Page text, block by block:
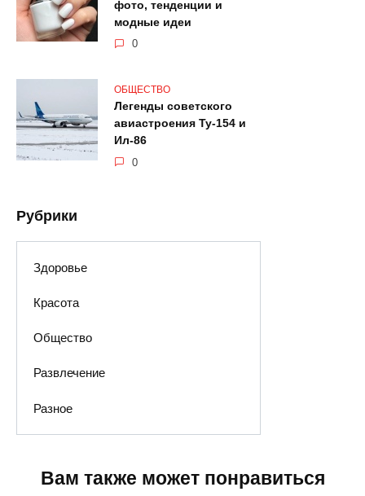
фото, тенденции и
модные идеи
0
ОБЩЕСТВО
Легенды советского
авиастроения Ту-154 и
Ил-86
0
Рубрики
Здоровье
Красота
Общество
Развлечение
Разное
Вам также может понравиться